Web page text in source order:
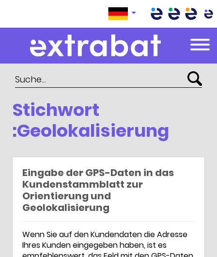
Extrabat – Le Blog
Stichwort
:Geolokalisierung
Eingabe der GPS-Daten in das
Kundenstammblatt zur
Orientierung und
Geolokalisierung
Wenn Sie auf den Kundendaten die Adresse
Ihres Kunden eingegeben haben, ist es